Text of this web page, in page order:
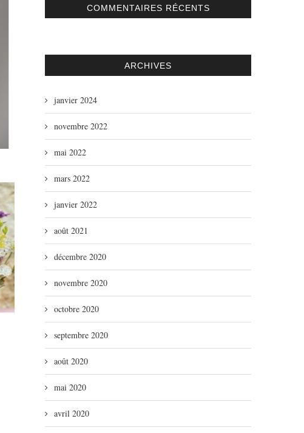
COMMENTAIRES RÉCENTS
ARCHIVES
janvier 2024
novembre 2022
mai 2022
mars 2022
janvier 2022
août 2021
décembre 2020
novembre 2020
octobre 2020
septembre 2020
août 2020
mai 2020
avril 2020